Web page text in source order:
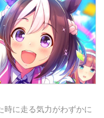
時に走る気力がわずかに